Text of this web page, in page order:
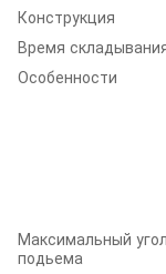
Конструкция
Время
Особенности
Максимальный угол
подьема